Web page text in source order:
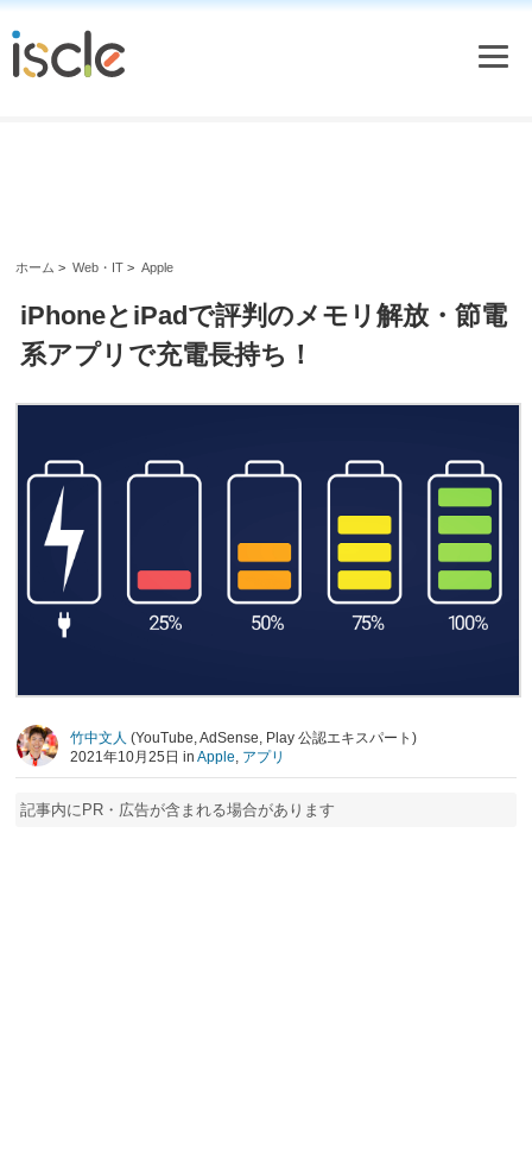
ホーム > Web・IT > Apple
iPhoneとiPadで評判のメモリ解放・節電
系アプリで充電長持ち！
竹中文人 (YouTube, AdSense, Play 公認エキスパート)
2021年10月25日 in Apple アプリ
記事内にPR・広告が含まれる場合があります